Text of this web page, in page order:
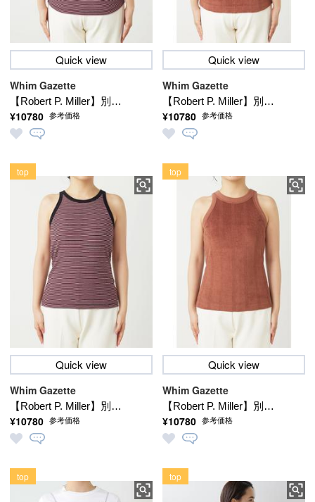
Quick view
【Robert P. Miller】別注
2パックセット タンクト
ップ
Whim Gazette
¥10780 参考価格
Quick view
【Robert P. Miller】別注
2パックセット タンクト
ップ
Whim Gazette
¥10780 参考価格
Quick view
【Robert P. Miller】別注
2パックセット タンクト
ップ
Whim Gazette
¥10780 参考価格
top
Quick view
【Robert P. Miller】別注
2パックセット タンクト
ップ
Whim Gazette
¥10780 参考価格
top
top top